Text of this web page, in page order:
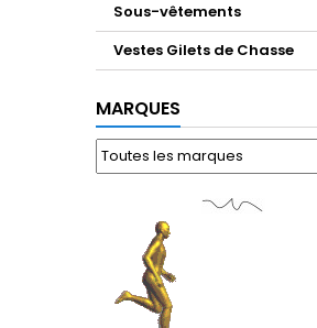
Sous-vêtements
Vestes Gilets de Chasse
MARQUES